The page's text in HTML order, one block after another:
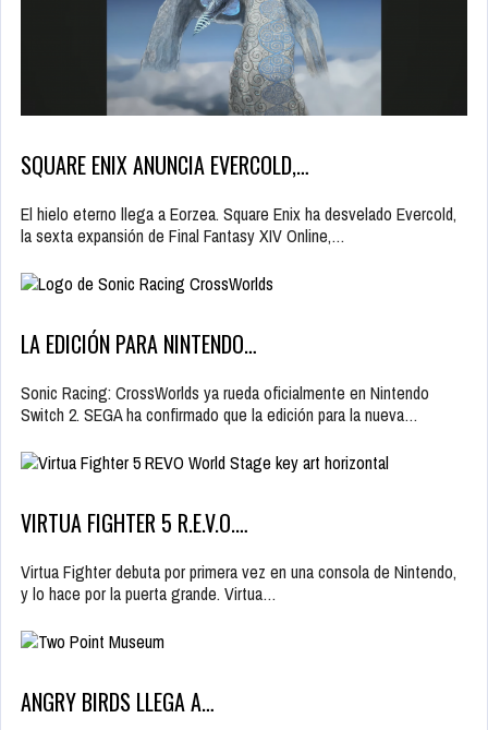
SQUARE ENIX ANUNCIA EVERCOLD,…
El hielo eterno llega a Eorzea. Square Enix ha desvelado Evercold,
la sexta expansión de Final Fantasy XIV Online,…
LA EDICIÓN PARA NINTENDO…
Sonic Racing: CrossWorlds ya rueda oficialmente en Nintendo
Switch 2. SEGA ha confirmado que la edición para la nueva…
VIRTUA FIGHTER 5 R.E.V.O.…
Virtua Fighter debuta por primera vez en una consola de Nintendo,
y lo hace por la puerta grande. Virtua…
ANGRY BIRDS LLEGA A…